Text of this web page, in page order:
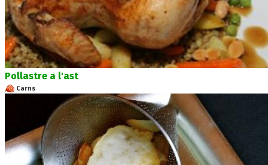
Pollastre a l'ast
Carns